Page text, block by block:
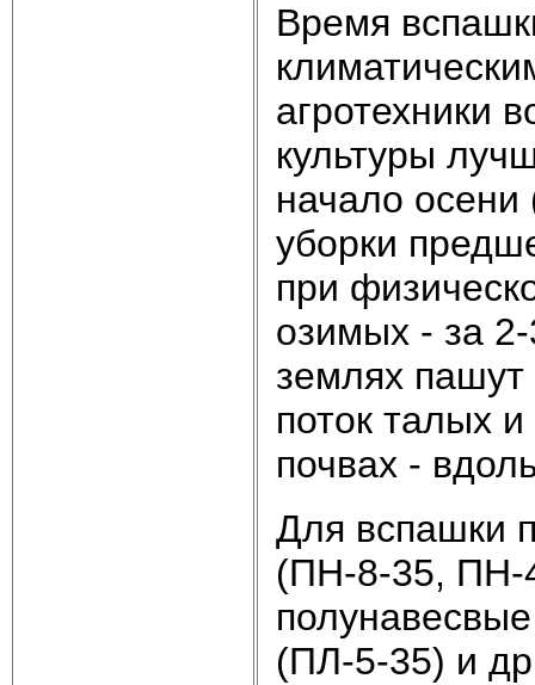
Время
агротехники
культуры
начало осени
уборки
при
озимых - за
землях пашут
поток талых
почвах -
Для вспашки
(ПН-8-35, ПН-
(ПЛ-5-35) и